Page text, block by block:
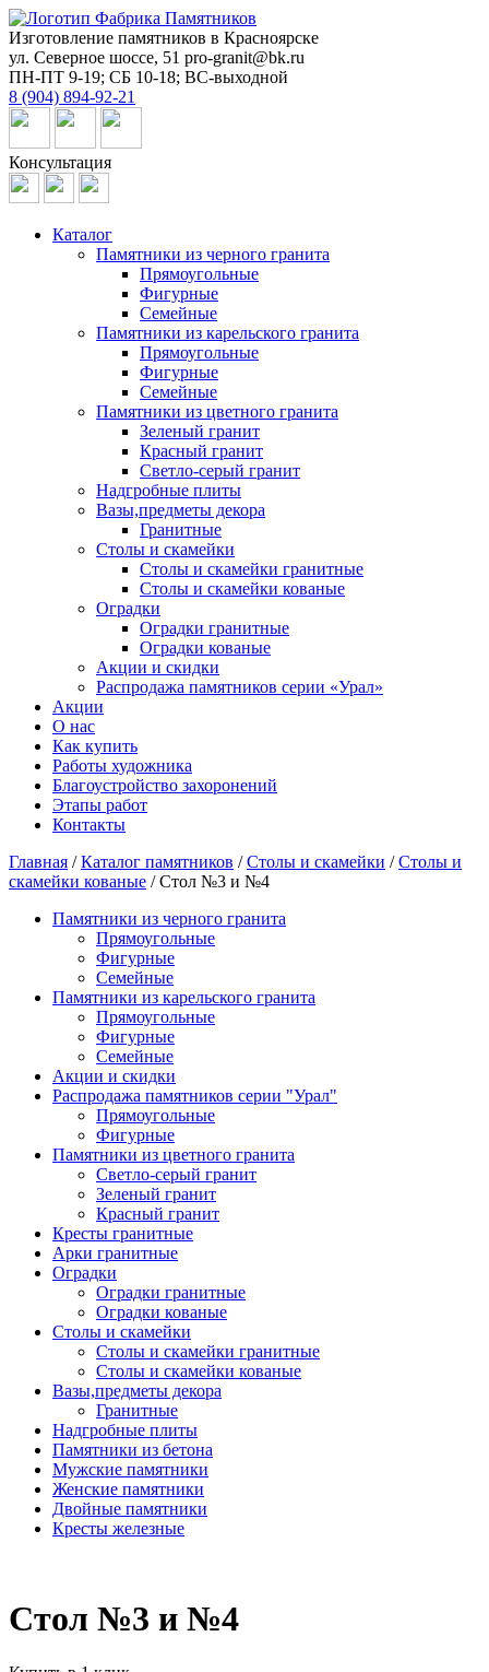
Изготовление памятников в Красноярске
ул. Северное шоссе, 51 pro-granit@bk.ru
ПН-ПТ 9-19; СБ 10-18; ВС-выходной
8 (904) 894-92-21
Консультация
Каталог
Памятники из черного гранита
Прямоугольные
Фигурные
Семейные
Памятники из карельского гранита
Прямоугольные
Фигурные
Семейные
Памятники из цветного гранита
Зеленый гранит
Красный гранит
Светло-серый гранит
Надгробные плиты
Вазы,предметы декора
Гранитные
Столы и скамейки
Столы и скамейки гранитные
Столы и скамейки кованые
Оградки
Оградки гранитные
Оградки кованые
Акции и скидки
Распродажа памятников серии «Урал»
Акции
О нас
Как купить
Работы художника
Благоустройство захоронений
Этапы работ
Контакты
Главная /Каталог памятников /Столы и скамейки /Столы и
скамейки кованые / Стол №3 и №4
Памятники из черного гранита
Прямоугольные
Фигурные
Семейные
Памятники из карельского гранита
Прямоугольные
Фигурные
Семейные
Акции и скидки
Распродажа памятников серии "Урал"
Прямоугольные
Фигурные
Памятники из цветного гранита
Светло-серый гранит
Зеленый гранит
Красный гранит
Кресты гранитные
Арки гранитные
Оградки
Оградки гранитные
Оградки кованые
Столы и скамейки
Столы и скамейки гранитные
Столы и скамейки кованые
Вазы,предметы декора
Гранитные
Надгробные плиты
Памятники из бетона
Мужские памятники
Женские памятники
Двойные памятники
Кресты железные
Стол №3 и №4